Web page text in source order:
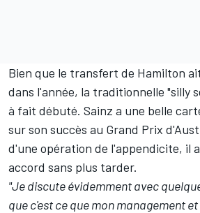
Bien que le transfert de Hamilton
dans l'année, la traditionnelle "silly
à fait débuté. Sainz a une belle
sur son succès au Grand Prix
d'une opération de l'appendicite, il
accord sans plus tarder.
"Je discute évidemment avec
que c'est ce que mon management